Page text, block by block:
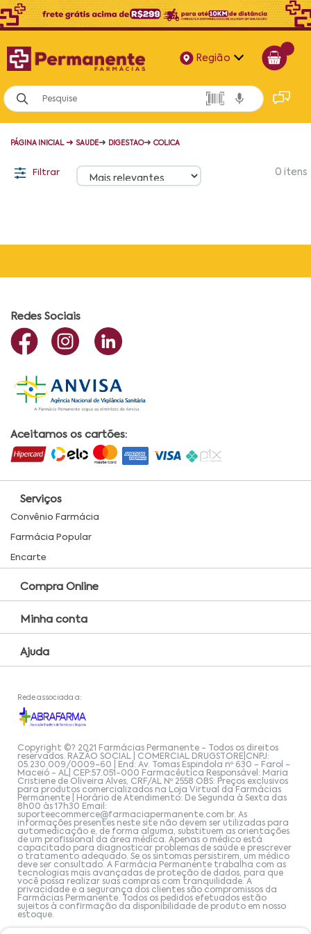
Região
Alagoas
Bahia
PÁGINA INICIAL ➜ SAUDE➜ DIGESTAO➜ COLICA
Filtrar 0 itens
Redes Sociais
Aceitamos os cartões:
Serviços
Convênio Farmácia
Farmácia Popular
Encarte
Compra Online
Minha conta
Ajuda
Rede associada a:
Copyright ©? 2021 Farmácias Permanente - Todos os direitos
reservados. RAZÃO SOCIAL | COMERCIAL DRUGSTORE|CNPJ:
05.230.009/0009-60 | End: Av. Tomas Espindola nº 630 - Farol -
Maceió - AL| CEP:57.051-000 Farmacêutica Responsável: Maria
Cristiene de Oliveira Alves, CRF/AL Nº 2558 OBS: Preços exclusivos
para produtos comercializados na Loja Virtual da Farmácias
Permanente | Horário de Atendimento: De Segunda à Sexta das
8h00 às 17h30 Email:
suporteecommerce@farmaciapermanente.com.br. As
informações presentes neste site não devem ser utilizadas para
automedicação e, de forma alguma, substituem as orientações
de um profissional da área médica. Apenas o médico está
capacitado para diagnosticar problemas de saúde e prescrever
o tratamento adequado. Se os sintomas persistirem, um médico
deve ser consultado. A Farmácia Permanente trabalha com as
tecnologias mais avançadas de proteção de dados, para que
você possa realizar suas compras com tranquilidade. A
privacidade e a segurança dos clientes são compromissos da
Farmácias Permanente. Todos os pedidos efetuados estão
sujeitos à confirmação da disponibilidade de produto em nosso
estoque.